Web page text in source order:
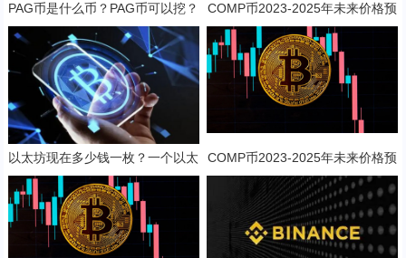
PAG币是什么币？PAG币可以挖？
COMP币2023-2025年未来价格预
测 对长线持有是否值得？
以太坊现在多少钱一枚？一个以太
坊币值多少人民币？
COMP币2023-2025年未来价格预
测 对长线持有是否值得？